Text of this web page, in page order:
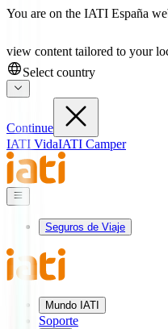
You are on the IATI España
view content tailored to your
Select country
Continue
IATI VidaIATI Camper
Seguros de Viaje
Mundo IATI
Soporte